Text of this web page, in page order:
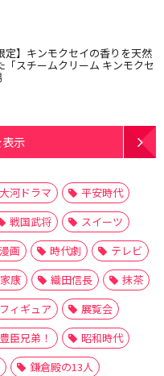
定】キンモクセイの香りを天然
「スチームクリーム キンモクセ
示
大河ドラマ
平安時代
戦国武将
スイーツ
漫画 時代劇
テレビ
康 織田信長
抹茶
フィギュア
展覧会
豊臣兄弟！
昭和時代
鎌倉殿の13人